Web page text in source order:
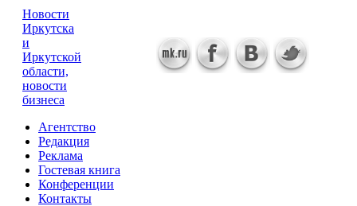
Новости
Иркутска
и
Иркутской
области,
новости
бизнеса
Агентство
Редакция
Реклама
Гостевая книга
Конференции
Контакты